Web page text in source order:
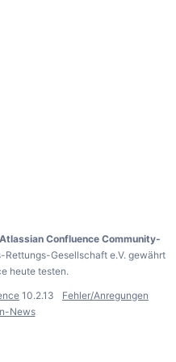
Atlassian Confluence Community-
Rettungs-Gesellschaft e.V. gewährt
heute testen.
10.2.13
Fehler/Anregungen
News